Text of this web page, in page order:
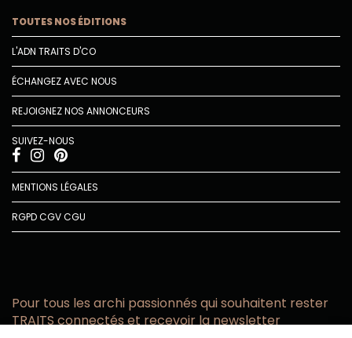
TOUTES NOS ÉDITIONS
L'ADN TRAITS D'CO
ÉCHANGEZ AVEC NOUS
REJOIGNEZ NOS ANNONCEURS
SUIVEZ-NOUS
MENTIONS LÉGALES
RGPDCGVCGU
Pour tous les archi passionnés qui souhaitent rester
TRAITS connectés et recevoir la newsletter